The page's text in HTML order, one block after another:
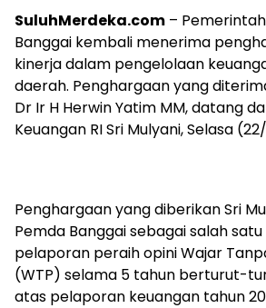
SuluhMerdeka.com –
Banggai kembali menerima
kinerja dalam pengelolaan
daerah. Penghargaan yang
Dr Ir H Herwin Yatim MM, datang
Keuangan RI Sri Mulyani, Selasa
Penghargaan yang diberikan Sri
Pemda Banggai sebagai salah
pelaporan peraih opini Wajar
(WTP) selama 5 tahun berturut-
atas pelaporan keuangan tahun